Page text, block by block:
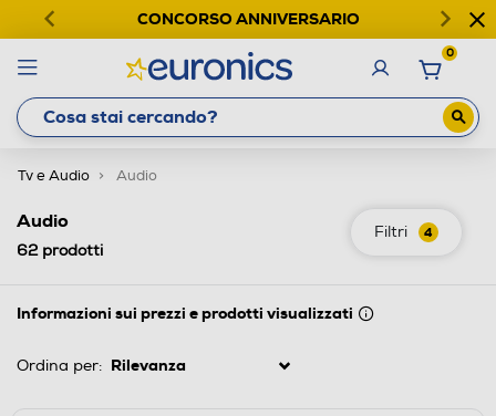
CONCORSO ANNIVERSARIO
0
Tv e Audio Audio
Filtri 4
Audio
62prodotti
Informazioni sui prezzi e prodotti visualizzati
Ordina per: